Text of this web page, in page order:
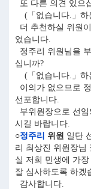
또 다른 의견 있으
(「없습니다.」하
더 추천하실 위원
었습니다.
정주리 위원님을
십니까?
(「없습니다.」하
이의가 없으므로
선포합니다.
부위원장으로 선
시길 바랍니다.
○정주리 위원 일단
리 최상진 위원장님
실 저희 민생에 가
잘 심사하도록 하겠
감사합니다.